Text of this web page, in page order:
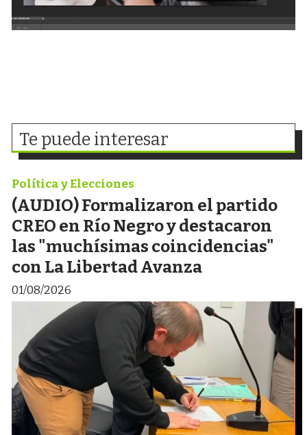
Te puede interesar
(AUDIO) Formalizaron el partido
CREO en Río Negro y destacaron
las "muchísimas coincidencias"
con La Libertad Avanza
Política y Elecciones
01/08/2026